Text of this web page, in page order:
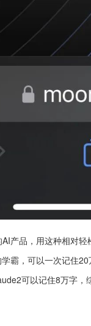
产品，用这种相对
霸，可以一次记住
可以记住8万字